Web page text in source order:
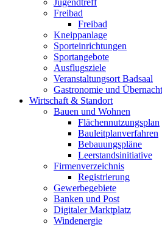
Jugendtreff
Freibad
Freibad
Kneippanlage
Sporteinrichtungen
Sportangebote
Ausflugsziele
Veranstaltungsort Badsaal
Gastronomie und
Wirtschaft & Standort
Bauen und Wohnen
Flächennutzungsplan
Bauleitplanverfahren
Bebauungspläne
Leerstandsinitiative
Firmenverzeichnis
Registrierung
Gewerbegebiete
Banken und Post
Digitaler Marktplatz
Windenergie